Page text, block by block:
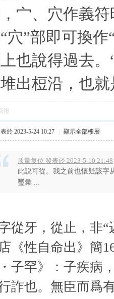
宀、穴作義
穴”部即可換
也說得過去
出梪沿，也
回復
於 2023-5-24 10:27 顯示全部樓層
质量复位 發表於 2023-5-10 21:48
此説可從。我之前也懷疑該字
璽彙 ...
從牙，從止，非
《性自命出》簡
子罕》：子疾病
詐也。無臣而爲